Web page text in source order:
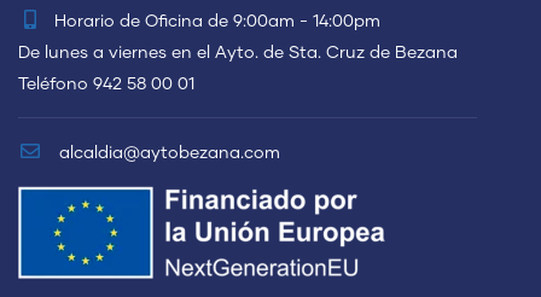
Horario de Oficina de 9:00am - 14:00pm
De lunes a viernes en el Ayto. de Sta. Cruz de Bezana
Teléfono 942 58 00 01
alcaldia@aytobezana.com